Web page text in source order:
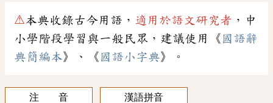
⚠本典收錄古今用語， 適用於語文研究者 ，中
小學階段學習與一般民眾，建議使用《 國語辭
典簡編本》、《 國語小字典》。
注 音
漢語拼音